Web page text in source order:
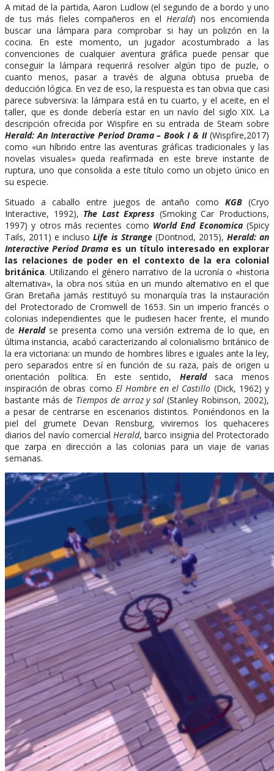
A mitad de la partida, Aaron Ludlow (el segundo de a bordo y uno
de tus más fieles compañeros en el Herald) nos encomienda
buscar una lámpara para comprobar si hay un polizón en la
cocina. En este momento, un jugador acostumbrado a las
convenciones de cualquier aventura gráfica puede pensar que
conseguir la lámpara requerirá resolver algún tipo de puzle, o
cuanto menos, pasar a través de alguna obtusa prueba de
deducción lógica. En vez de eso, la respuesta es tan obvia que casi
parece subversiva: la lámpara está en tu cuarto, y el aceite, en el
taller, que es donde debería estar en un navío del siglo XIX. La
descripción ofrecida por Wispfire en su entrada de Steam sobre
Herald: An Interactive Period Drama – Book I & II(Wispfire,2017)
como «un híbrido entre las aventuras gráficas tradicionales y las
novelas visuales» queda reafirmada en este breve instante de
ruptura, uno que consolida a este título como un objeto único en
su especie.
Situado a caballo entre juegos de antaño comoKGB (Cryo
Interactive, 1992), The Last Express (Smoking Car Productions,
1997) y otros más recientes como World End Economica(Spicy
Tails, 2011) e inclusoLife is Strange(Dontnod, 2015), Herald: an
Interactive Period Drama es un título interesado en explorar
las relaciones de poder en el contexto de la era colonial
británica. Utilizando el género narrativo de la ucronía o «historia
alternativa», la obra nos sitúa en un mundo alternativo en el que
Gran Bretaña jamás restituyó su monarquía tras la instauración
del Protectorado de Cromwell de 1653. Sin un imperio francés o
colonias independientes que le pudiesen hacer frente, el mundo
de Heraldse presenta como una versión extrema de lo que, en
última instancia, acabó caracterizando al colonialismo británico de
la era victoriana: un mundo de hombres libres e iguales ante la ley,
pero separados entre sí en función de su raza, país de origen u
orientación política. En este sentido, Heraldsaca menos
inspiración de obras como El Hombre en el Castillo (Dick, 1962) y
bastante más de Tiempos de arroz y sal (Stanley Robinson, 2002),
a pesar de centrarse en escenarios distintos. Poniéndonos en la
piel del grumete Devan Rensburg, viviremos los quehaceres
diarios del navío comercial Herald, barco insignia del Protectorado
que zarpa en dirección a las colonias para un viaje de varias
semanas.